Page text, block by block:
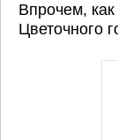
Впрочем,
Цветочного